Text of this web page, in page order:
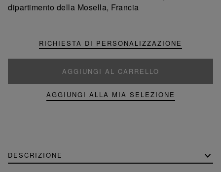
dipartimento della Mosella, Francia
RICHIESTA DI PERSONALIZZAZIONE
AGGIUNGI AL CARRELLO
AGGIUNGI ALLA MIA SELEZIONE
DESCRIZIONE